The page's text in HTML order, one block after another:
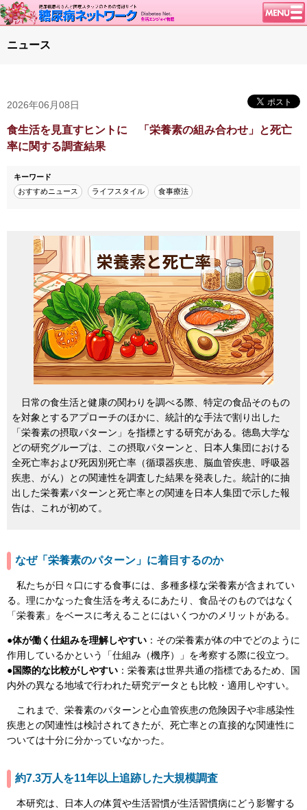
談話室BBS
糖尿病のきほん
特集・連載
腎臓の健康道
インスリンポンプ
グリコアルブミン
特集・連載 一覧へ
1型ライフ
ニュース
2026年06月08日
食生活を見直すヒントに 「栄養素の組み合わせ」と死亡
率に関する調査結果
キーワード
おすすめニュース
ライフスタイル 食事療法
日常の食生活と健康の関わりを調べる際、特定の食品そのもの
を対象とするアプローチのほかに、統計的な手法で割り出した
「栄養素の摂取パターン」を指標とする研究がある。徳島大学な
どの研究グループは、この摂取パターンと、日本人集団における
全死亡率および死因別死亡率（循環器疾患、脳血管疾患、呼吸器
疾患、がん）との関連性を調査した結果を発表した。統計的に抽
出した栄養素パターンと死亡率との関連を日本人集団で示した報
告は、これが初めて。
なぜ「栄養素のパターン」に着目するのか
私たちが日々口にする食事には、多種多様な栄養素が含まれてい
る。理にかなった食生活を考えるにあたり、食品そのものではなく
「栄養素」をベースに考えることにはいくつかのメリットがある。
●体が働く仕組みを理解しやすい ：その栄養素が体の中でどのように
作用しているかという「仕組み（機序）」を考察する際に役立つ。
●国際的な比較がしやすい ：栄養素は世界共通の指標であるため、国
内外の異なる地域で行われた研究データとも比較・適用しやすい。
これまで、栄養素のパターンと心血管疾患の危険因子や非感染性
疾患との関連性は検討されてきたが、死亡率との直接的な関連性に
ついては十分に分かっていなかった。
約7.3万人を11年以上追跡した大規模調査
本研究は、日本人の体質や生活習慣が生活習慣病にどう影響する